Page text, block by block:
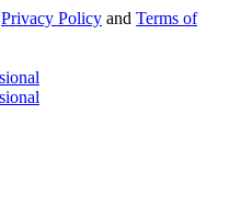
Privacy Policy and Terms of